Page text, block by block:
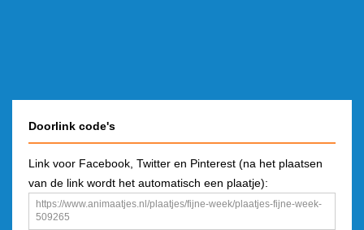
Doorlink code's
Link voor Facebook, Twitter en Pinterest (na het plaatsen
van de link wordt het automatisch een plaatje):